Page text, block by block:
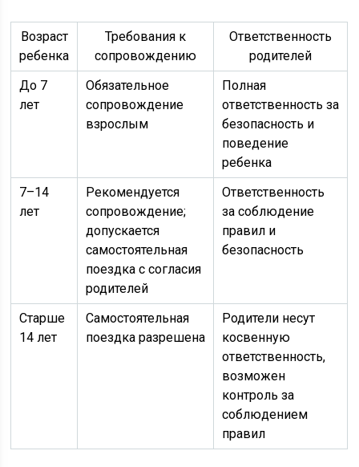
Возраст
ребенка
Требования к
сопровождению
Ответственность
родителей
До 7
лет
Обязательное
сопровождение
взрослым
Полная
ответственность за
безопасность и
поведение
ребенка
7–14
лет
Рекомендуется
сопровождение;
допускается
самостоятельная
поездка с согласия
родителей
Ответственность
за соблюдение
правил и
безопасность
Старше
14 лет
Самостоятельная
поездка разрешена
Родители несут
косвенную
ответственность,
возможен
контроль за
соблюдением
правил